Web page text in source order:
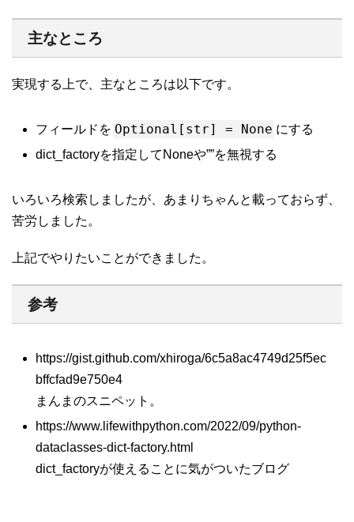
主なところ
実現する上で、主なところは以下です。
フィールドを Optional[str] = None にする
dict_factoryを指定してNoneや””を無視する
いろいろ検索しましたが、あまりちゃんと載っておらず、
苦労しました。
上記でやりたいことができました。
参考
https://gist.github.com/xhiroga/6c5a8ac4749d25f5ec
bffcfad9e750e4
まんまのスニペット。
https://www.lifewithpython.com/2022/09/python-
dataclasses-dict-factory.html
dict_factoryが使えることに気がついたブログ